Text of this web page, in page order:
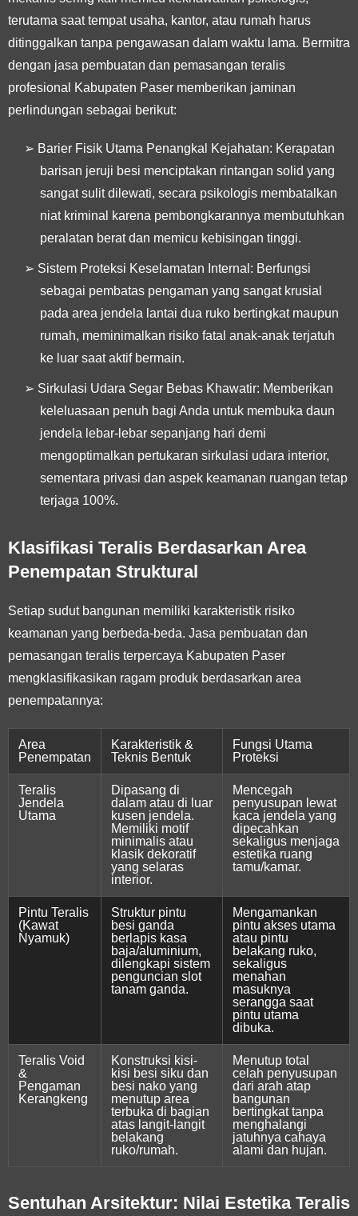
terutama saat tempat usaha, kantor, atau rumah harus
ditinggalkan tanpa pengawasan dalam waktu lama. Bermitra
dengan jasa pembuatan dan pemasangan teralis
profesional Kabupaten Paser memberikan jaminan
perlindungan sebagai berikut:
➢ Barier Fisik Utama Penangkal Kejahatan: Kerapatan
barisan jeruji besi menciptakan rintangan solid yang
sangat sulit dilewati, secara psikologis membatalkan
niat kriminal karena pembongkarannya membutuhkan
peralatan berat dan memicu kebisingan tinggi.
➢ Sistem Proteksi Keselamatan Internal: Berfungsi
sebagai pembatas pengaman yang sangat krusial
pada area jendela lantai dua ruko bertingkat maupun
rumah, meminimalkan risiko fatal anak-anak terjatuh
ke luar saat aktif bermain.
➢ Sirkulasi Udara Segar Bebas Khawatir: Memberikan
keleluasaan penuh bagi Anda untuk membuka daun
jendela lebar-lebar sepanjang hari demi
mengoptimalkan pertukaran sirkulasi udara interior,
sementara privasi dan aspek keamanan ruangan tetap
terjaga 100%.
Klasifikasi Teralis Berdasarkan Area
Penempatan Struktural
Setiap sudut bangunan memiliki karakteristik risiko
keamanan yang berbeda-beda. Jasa pembuatan dan
pemasangan teralis terpercaya Kabupaten Paser
mengklasifikasikan ragam produk berdasarkan area
penempatannya:
Area
Penempatan
Karakteristik &
Teknis Bentuk
Fungsi Utama
Proteksi
Teralis
Jendela
Utama
Dipasang di
dalam atau di luar
kusen jendela.
Memiliki motif
minimalis atau
klasik dekoratif
yang selaras
interior.
Mencegah
penyusupan lewat
kaca jendela yang
dipecahkan
sekaligus menjaga
estetika ruang
tamu/kamar.
Pintu Teralis
(Kawat
Nyamuk)
Struktur pintu
besi ganda
berlapis kasa
baja/aluminium,
dilengkapi sistem
penguncian slot
tanam ganda.
Mengamankan
pintu akses utama
atau pintu
belakang ruko,
sekaligus
menahan
masuknya
serangga saat
pintu utama
dibuka.
Teralis Void
&
Pengaman
Kerangkeng
Konstruksi kisi-
kisi besi siku dan
besi nako yang
menutup area
terbuka di bagian
atas langit-langit
belakang
ruko/rumah.
Menutup total
celah penyusupan
dari arah atap
bangunan
bertingkat tanpa
menghalangi
jatuhnya cahaya
alami dan hujan.
Sentuhan Arsitektur: Nilai Estetika Teralis